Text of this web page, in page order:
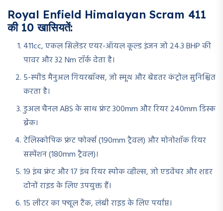
Royal Enfield Himalayan Scram 411
की 10 खासियतें:
411cc, एकल सिलेंडर एयर-ऑयल कूल्ड इंजन जो 24.3 BHP की
पावर और 32 Nm टॉर्क देता है।
5-स्पीड मैनुअल गियरबॉक्स, जो स्मूथ और बेहतर कंट्रोल सुनिश्चित
करता है।
डुअल चैनल ABS के साथ फ्रंट 300mm और रियर 240mm डिस्क
ब्रेक।
टेलिस्कोपिक फ्रंट फोर्क्स (190mm ट्रैवल) और मोनोशॉक रियर
सस्पेंशन (180mm ट्रैवल)।
19 इंच फ्रंट और 17 इंच रियर स्पोक व्हील्स, जो एडवेंचर और शहर
दोनों राइड के लिए उपयुक्त हैं।
15 लीटर का फ्यूल टैंक, लंबी राइड के लिए पर्याप्त।